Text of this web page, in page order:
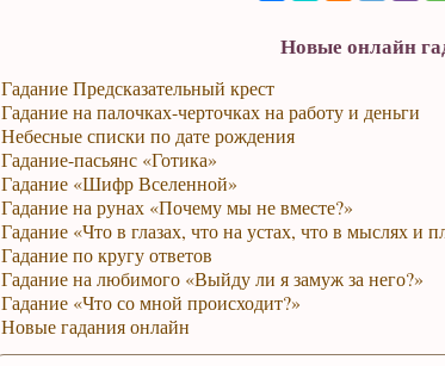
Новые онлайн
Гадание Предсказательный крест
Гадание на палочках-черточках на работу и деньги
Небесные списки по дате рождения
Гадание-пасьянс «Готика»
Гадание «Шифр Вселенной»
Гадание на рунах «Почему мы не вместе?»
Гадание «Что в глазах, что на устах, что в мыслях и
Гадание по кругу ответов
Гадание на любимого «Выйду ли я замуж за него?»
Гадание «Что со мной происходит?»
Новые гадания онлайн